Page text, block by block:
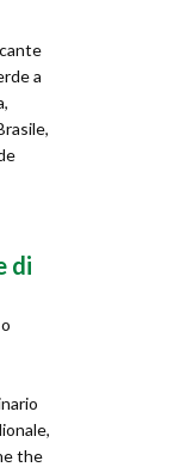
a
di
the